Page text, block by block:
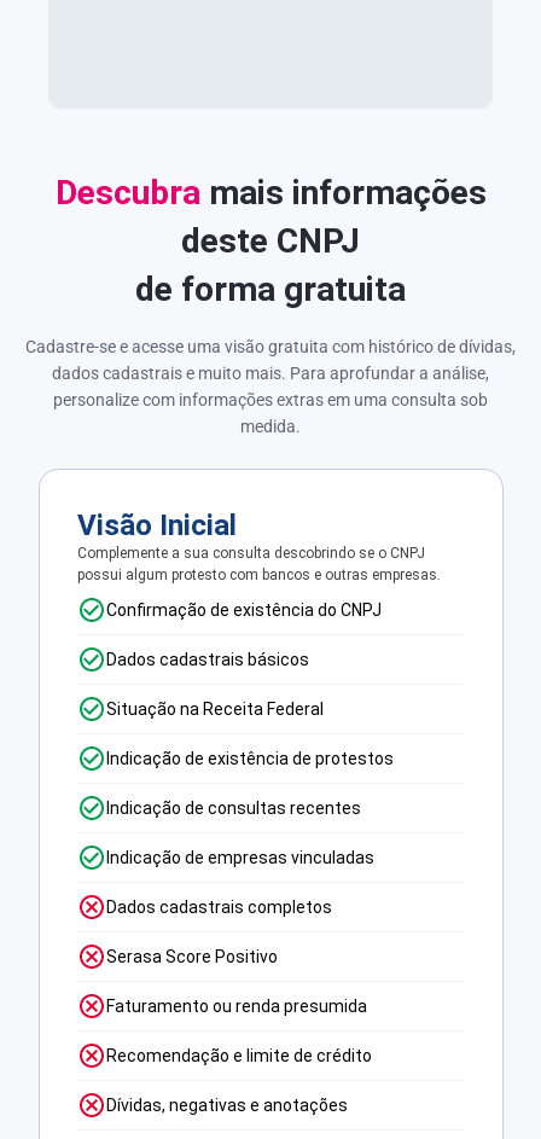
Descubramais informações
deste CNPJ
de forma gratuita
Cadastre-se e acesse uma visão gratuita com histórico de dívidas,
dados cadastrais e muito mais. Para aprofundar a análise,
personalize com informações extras em uma consulta sob
medida.
Visão Inicial
Complemente a sua consulta descobrindo se o CNPJ
possui algum protesto com bancos e outras empresas.
Confirmação de existência do CNPJ
Dados cadastrais básicos
Situação na Receita Federal
Indicação de existência de protestos
Indicação de consultas recentes
Indicação de empresas vinculadas
Dados cadastrais completos
Serasa Score Positivo
Faturamento ou renda presumida
Recomendação e limite de crédito
Dívidas, negativas e anotações